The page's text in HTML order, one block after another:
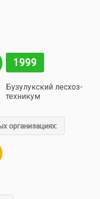
1999
Бузулукский лесхоз-
техникум
организациях: